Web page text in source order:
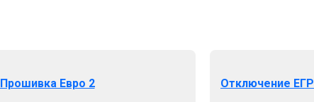
Прошивка Евро 2 Отключение ЕГР